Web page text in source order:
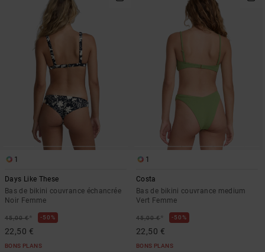
1
Days Like These
Bas de bikini couvrance échancrée
Noir Femme
45,00 €* 50%
22,50 €
BONS PLANS
1
Costa
Bas de bikini couvrance medium
Vert Femme
45,00 €* 50%
22,50 €
BONS PLANS